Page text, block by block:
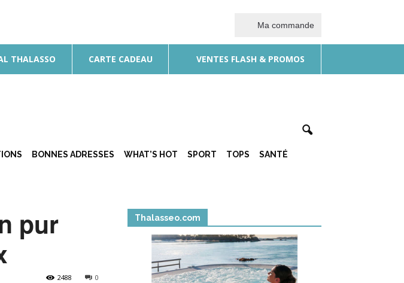
Ma commande
THALASSO CARTE CADEAU VENTES FLASH & PROMOS
BONNES ADRESSES WHAT’S HOT SPORT TOPS SANTÉ
pur
0
2488
Thalasseo.com